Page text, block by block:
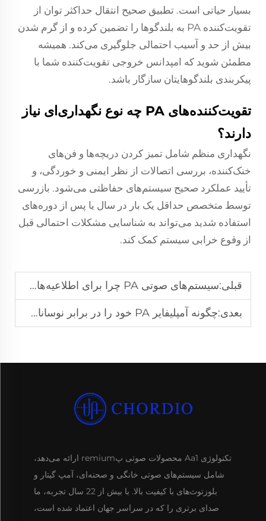
بسیار حیاتی است. تطبیق صحیح انتقال حداکثر توان از
تقویت‌کننده PA به بلندگوها را تضمین کرده و از گرم شدن
بیش از حد و آسیب احتمالی جلوگیری می‌کند. همیشه
مطمئن شوید که امپدانس خروجی تقویت‌کننده شما با
پیکربندی بلندگوهایتان سازگار باشد.
تقویت‌کننده‌های PA چه نوع نگهداری‌ای نیاز
دارند؟
نگهداری منظم شامل تمیز کردن دریچه‌ها و فن‌های
خنک‌کننده، بررسی اتصالات از نظر ایمنی و خوردگی، و
تأیید عملکرد صحیح سیستم‌های حفاظتی می‌شود. بازرسی
توسط متخصص حداقل یک بار در سال یا پس از دوره‌های
استفاده شدید می‌تواند به شناسایی مشکلات احتمالی قبل
از وقوع خرابی سیستم کمک کند.
قبلی:سیستم‌های صوتی PA چرا برای اطلاعیه‌های ورزشگاه‌ها و مجموعه‌های ورزشی حیاتی هستند؟
بعدی:چگونه آمپلیفایر PA خود را در برابر نوسانات برق محافظت کنید؟
تکنولوژی Aa1 محصولات صوتی پremium ارائه می‌دهد،
شامل سیستم‌های صوتی خانگی و صحنه‌ای، آمپ گیتار و
بلوزتوث‌های با کیفیت بالا. با بیش از 22 سال تجربه، ما
صدای برتری را که در سراسر جهان اعتماد شده است،